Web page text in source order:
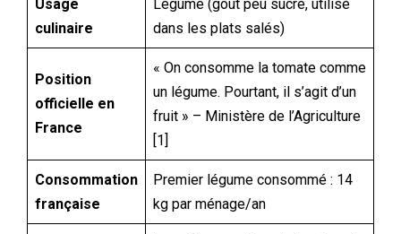
Usage
culinaire
Légume (goût peu sucré, utilisé
dans les plats salés)
Position
officielle en
France
« On consomme la tomate comme
un légume. Pourtant, il s’agit d’un
fruit » – Ministère de l’Agriculture
[1]
Consommation
française
Premier légume consommé : 14
kg par ménage/an